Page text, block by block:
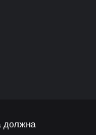
должна